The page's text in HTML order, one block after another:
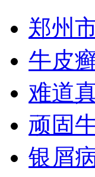
郑州
牛皮
难道
顽固
银屑